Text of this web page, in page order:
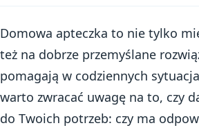
Domowa apteczka to nie tylko
też na dobrze przemyślane
pomagają w codziennych
warto zwracać uwagę na to, czy
do Twoich potrzeb: czy ma